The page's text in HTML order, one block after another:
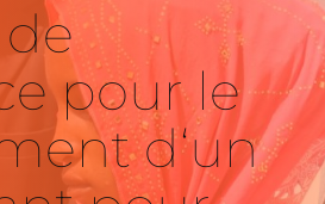
pour le
d‘un